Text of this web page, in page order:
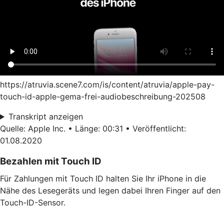
https://atruvia.scene7.com/is/content/atruvia/apple-pay-
touch-id-apple-gema-frei-audiobeschreibung-202508
Transkript anzeigen
Quelle: Apple Inc. • Länge: 00:31 • Veröffentlicht:
01.08.2020
Bezahlen mit Touch ID
Für Zahlungen mit Touch ID halten Sie Ihr iPhone in die
Nähe des Lesegeräts und legen dabei Ihren Finger auf den
Touch-ID-Sensor.